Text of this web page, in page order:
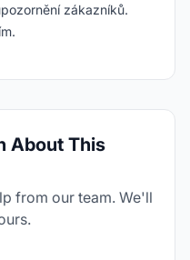
zákazníků.
About This
from our team. We'll